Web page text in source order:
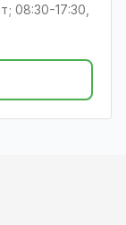
08:30-17:30,